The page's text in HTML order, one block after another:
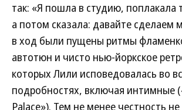
так: «Я пошла в студию, поплакала
а потом сказала: давайте сделаем
в ход были пущены ритмы
автотюн и чисто нью-йоркское
которых Лили исповедовалась во
подробностях, включая интимные
Palace»). Тем не менее честность